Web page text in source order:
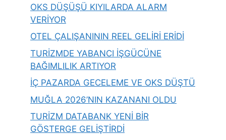
OKS DÜŞÜŞÜ KIYILARDA ALARM
VERİYOR
OTEL ÇALIŞANININ REEL GELİRİ ERİDİ
TURİZMDE YABANCI İŞGÜCÜNE
BAĞIMLILIK ARTIYOR
İÇ PAZARDA GECELEME VE OKS DÜŞTÜ
MUĞLA 2026’NIN KAZANANI OLDU
TURİZM DATABANK YENİ BİR
GÖSTERGE GELİŞTİRDİ